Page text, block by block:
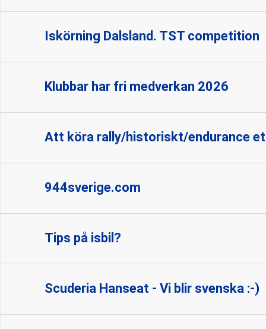
Iskörning Dalsland. TST competition
Klubbar har fri medverkan 2026
Att köra rally/historiskt/endurance
944sverige.com
Tips på isbil?
Scuderia Hanseat - Vi blir svenska :-)